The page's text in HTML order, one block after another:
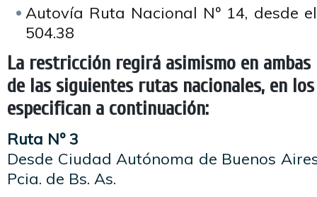
Autovía Ruta Nacional Nº 14, desde
504.38
La restricción regirá asimismo en
de las siguientes rutas nacionales, en
especifican a continuación:
Ruta Nº 3
Desde Ciudad Autónoma de Buenos
Pcia. de Bs. As.